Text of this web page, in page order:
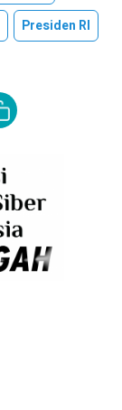
Presiden RI